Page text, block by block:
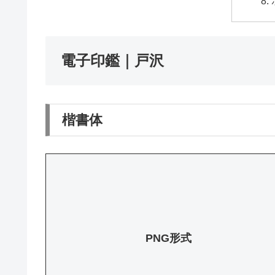
電子印鑑｜戸沢
楷書体
PNG形式